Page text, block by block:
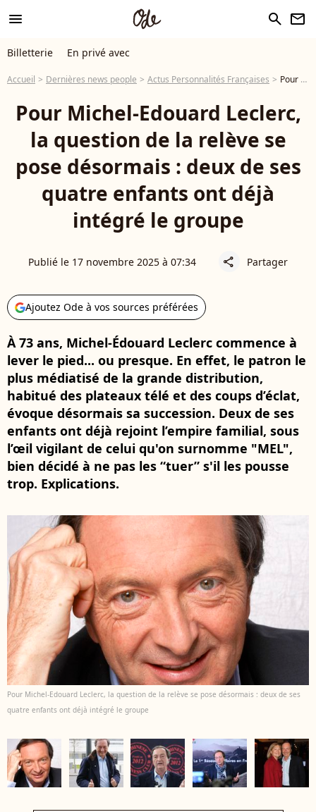
menu search newsletter
Billetterie En privé avec
Accueil Dernières news people Actus Personnalités Françaises Pour Michel-Edouard Leclerc, la question de la relève se pose désormais : deux de ses quatre enfants ont déjà intégré le groupe
Pour Michel-Edouard Leclerc,
la question de la relève se
pose désormais : deux de ses
quatre enfants ont déjà
intégré le groupe
Publié le 17 novembre 2025 à 07:34 share Partager
Ajoutez Ode à vos sources préférées
À 73 ans, Michel-Édouard Leclerc commence à
lever le pied... ou presque. En effet, le patron le
plus médiatisé de la grande distribution,
habitué des plateaux télé et des coups d’éclat,
évoque désormais sa succession. Deux de ses
enfants ont déjà rejoint l’empire familial, sous
l’œil vigilant de celui qu'on surnomme "MEL",
bien décidé à ne pas les “tuer” s'il les pousse
trop. Explications.
Pour Michel-Edouard Leclerc, la question de la relève se pose désormais : deux de ses
quatre enfants ont déjà intégré le groupe